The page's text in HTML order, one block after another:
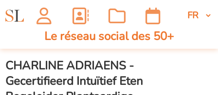
Le réseau social des 50+
CHARLINE ADRIAENS -
Gecertifieerd Intuïtief Eten